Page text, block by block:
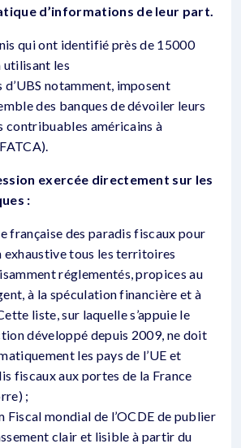
d’informations de leur part.
qui ont identifié près de 15000
utilisant les
notamment, imposent
des banques de dévoiler leurs
contribuables américains à
exercée directement sur les
:
française des paradis fiscaux pour
exhaustive tous les territoires
réglementés, propices au
à la spéculation financière et à
liste, sur laquelle s’appuie le
développé depuis 2009, ne doit
les pays de l’UE et
fiscaux aux portes de la France
;
Fiscal mondial de l’OCDE de publier
clair et lisible à partir du